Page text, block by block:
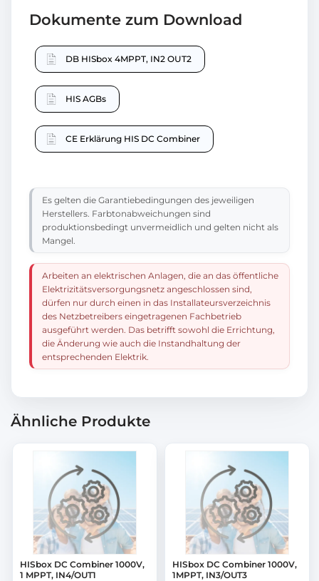
Dokumente zum Download
DB HISbox 4MPPT, IN2 OUT2
HIS AGBs
CE Erklärung HIS DC Combiner
Es gelten die Garantiebedingungen des jeweiligen
Herstellers. Farbtonabweichungen sind
produktionsbedingt unvermeidlich und gelten nicht als
Mangel.
Arbeiten an elektrischen Anlagen, die an das öffentliche
Elektrizitätsversorgungsnetz angeschlossen sind,
dürfen nur durch einen in das Installateursverzeichnis
des Netzbetreibers eingetragenen Fachbetrieb
ausgeführt werden. Das betrifft sowohl die Errichtung,
die Änderung wie auch die Instandhaltung der
entsprechenden Elektrik.
Ähnliche Produkte
HISbox DC Combiner 1000V,
1 MPPT, IN4/OUT1
HISbox DC Combiner 1000V,
1MPPT, IN3/OUT3